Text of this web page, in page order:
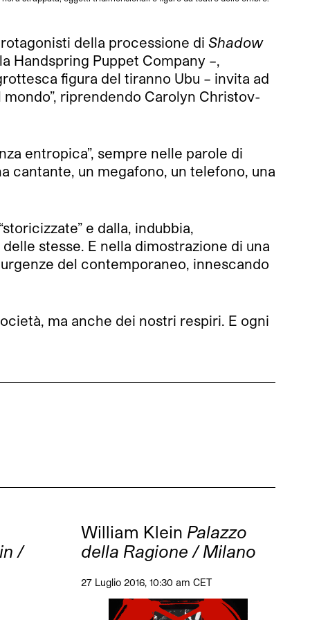
della processione di Shadow
Handspring Puppet Company –,
figura del tiranno Ubu – invita ad
riprendendo Carolyn Christov-
entropica”, sempre nelle parole di
cantante, un megafono, un telefono, una
e dalla, indubbia,
stesse. E nella dimostrazione di una
del contemporaneo, innescando
ma anche dei nostri respiri. E ogni
/
William Klein Palazzo
della Ragione / Milano
27 Luglio 2016, 10:30 am CET